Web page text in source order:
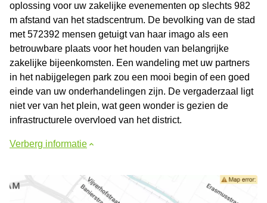
oplossing voor uw zakelijke evenementen op slechts 982
m afstand van het stadscentrum. De bevolking van de stad
met 572392 mensen getuigt van haar imago als een
betrouwbare plaats voor het houden van belangrijke
zakelijke bijeenkomsten. Een wandeling met uw partners
in het nabijgelegen park zou een mooi begin of een goed
einde van uw onderhandelingen zijn. De vergaderzaal ligt
niet ver van het plein, wat geen wonder is gezien de
infrastructurele overvloed van het district.
Verberg informatie